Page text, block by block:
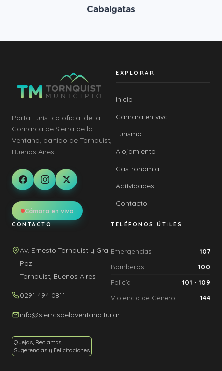
Cabalgatas
Portal turístico oficial de la
Comarca de Sierra de la
Ventana, partido de Tornquist,
Buenos Aires.
Cámara en vivo
EXPLORAR
Inicio
Cámara en vivo
Turismo
Alojamiento
Gastronomía
Actividades
Contacto
CONTACTO
Av. Ernesto Tornquist y Gral
Paz
Tornquist, Buenos Aires
0291 494 0811
info@sierrasdelaventana.tur.ar
Quejas, Reclamos,
Sugerencias y Felicitaciones
TELÉFONOS ÚTILES
Emergencias
107
Bomberos
100
Policía
101 · 109
Violencia de Género
144